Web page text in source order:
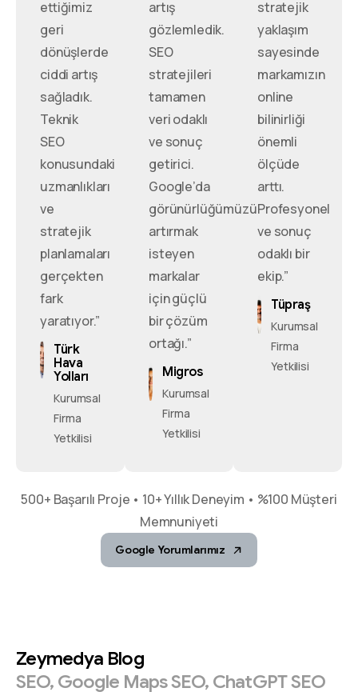
ettiğimiz
geri
dönüşlerde
ciddi artış
sağladık.
Teknik
SEO
konusundaki
uzmanlıkları
ve
stratejik
planlamaları
gerçekten
fark
yaratıyor.”
Türk
Hava
Yolları
Kurumsal
Firma
Yetkilisi
artış
gözlemledik.
SEO
stratejileri
tamamen
veri odaklı
ve sonuç
getirici.
Google’da
görünürlüğümüzü
artırmak
isteyen
markalar
için güçlü
bir çözüm
ortağı.”
Migros
Kurumsal
Firma
Yetkilisi
stratejik
yaklaşım
sayesinde
markamızın
online
bilinirliği
önemli
ölçüde
arttı.
Profesyonel
ve sonuç
odaklı bir
ekip.”
Tüpraş
Kurumsal
Firma
Yetkilisi
500+ Başarılı Proje • 10+ Yıllık Deneyim • %100 Müşteri
Memnuniyeti
Google Yorumlarımız
Zeymedya Blog
SEO, Google MapsSEO, ChatGPTSEO